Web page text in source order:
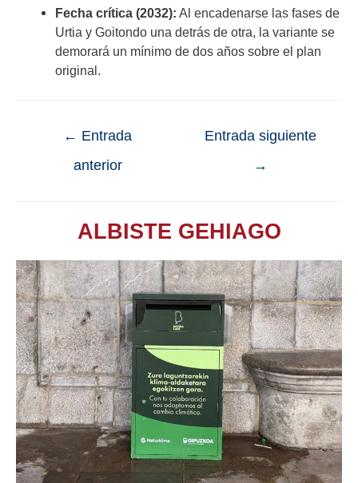
Fecha crítica (2032): Al encadenarse las fases de
Urtia y Goitondo una detrás de otra, la variante se
demorará un mínimo de dos años sobre el plan
original.
← Entrada
anterior
Entrada siguiente
→
ALBISTE GEHIAGO